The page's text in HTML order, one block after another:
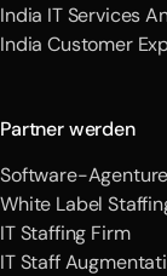
India IT Services
India Customer
Partner werden
Software-
White Label
IT Staffing Firm
IT Staff